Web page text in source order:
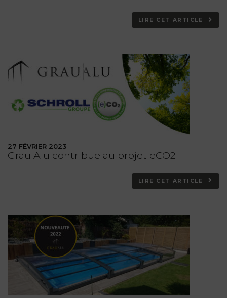
LIRE CET ARTICLE
27 FÉVRIER 2023
Grau Alu contribue au projet eCO2
LIRE CET ARTICLE